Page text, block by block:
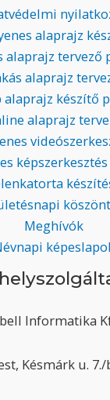
alaprajz
alaprajz tervező
alaprajz
alaprajz készítő
alaprajz
Meghívók
Informatika
Késmárk u. 7./